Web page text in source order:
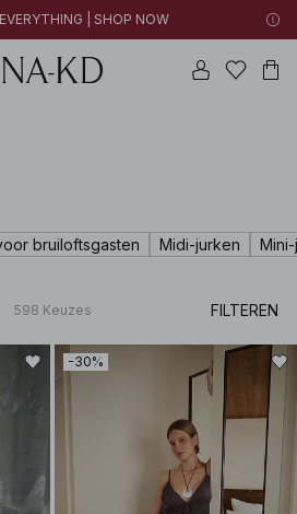
| SHOP NOW
bruiloftsgasten Midi-jurken
598 Keuzes FILTEREN
-30%